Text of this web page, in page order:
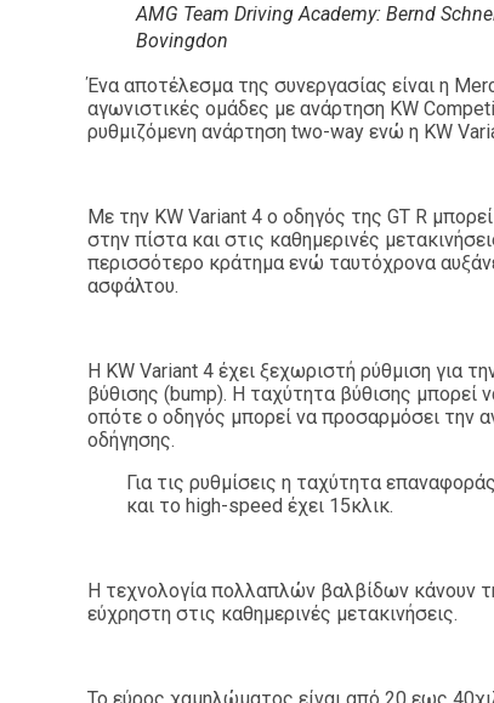
AMG Team Driving Academy: Bernd
Bovingdon
Ένα αποτέλεσμα της συνεργασίας είναι η
αγωνιστικές ομάδες με ανάρτηση KW
ρυθμιζόμενη ανάρτηση two-way ενώ η KW
Με την KW Variant 4 ο οδηγός της GT R
στην πίστα και στις καθημερινές
περισσότερο κράτημα ενώ ταυτόχρονα
ασφάλτου.
Η KW Variant 4 έχει ξεχωριστή ρύθμιση για
βύθισης (bump). Η ταχύτητα βύθισης μπορεί
οπότε ο οδηγός μπορεί να προσαρμόσει την
οδήγησης.
Για τις ρυθμίσεις η ταχύτητα
και το high-speed έχει 15κλικ.
Η τεχνολογία πολλαπλών βαλβίδων κάνουν
εύχρηστη στις καθημερινές μετακινήσεις.